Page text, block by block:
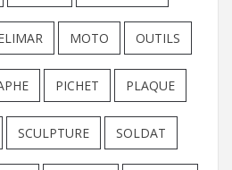
MOTO OUTILS
PICHET PLAQUE
SCULPTURE SOLDAT